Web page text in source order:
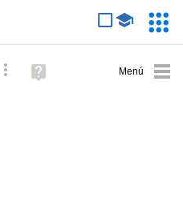
Búsqueda avanzada
Ayuda
(en